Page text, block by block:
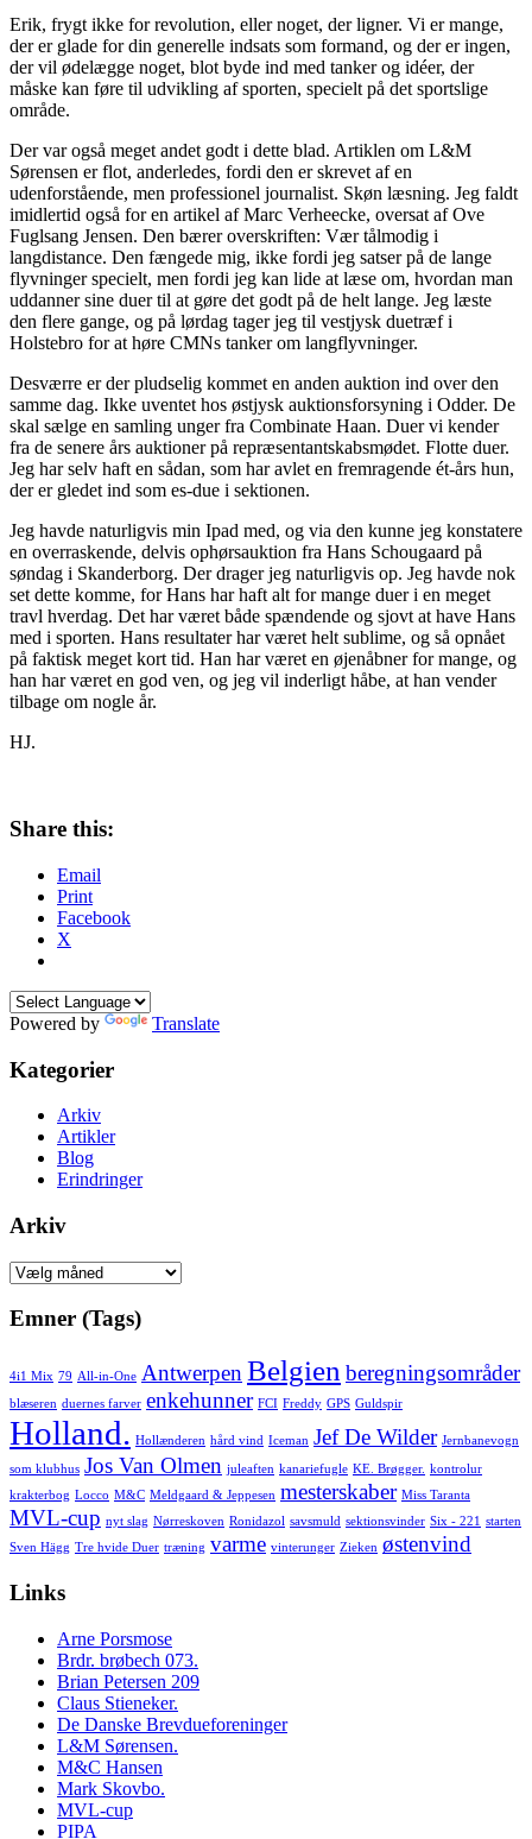
Erik, frygt ikke for revolution, eller noget, der ligner. Vi er mange,
der er glade for din generelle indsats som formand, og der er ingen,
der vil ødelægge noget, blot byde ind med tanker og idéer, der
måske kan føre til udvikling af sporten, specielt på det sportslige
område.
Der var også meget andet godt i dette blad. Artiklen om L&M
Sørensen er flot, anderledes, fordi den er skrevet af en
udenforstående, men professionel journalist. Skøn læsning. Jeg faldt
imidlertid også for en artikel af Marc Verheecke, oversat af Ove
Fuglsang Jensen. Den bærer overskriften: Vær tålmodig i
langdistance. Den fængede mig, ikke fordi jeg satser på de lange
flyvninger specielt, men fordi jeg kan lide at læse om, hvordan man
uddanner sine duer til at gøre det godt på de helt lange. Jeg læste
den flere gange, og på lørdag tager jeg til vestjysk duetræf i
Holstebro for at høre CMNs tanker om langflyvninger.
Desværre er der pludselig kommet en anden auktion ind over den
samme dag. Ikke uventet hos østjysk auktionsforsyning i Odder. De
skal sælge en samling unger fra Combinate Haan. Duer vi kender
fra de senere års auktioner på repræsentantskabsmødet. Flotte duer.
Jeg har selv haft en sådan, som har avlet en fremragende ét-års hun,
der er gledet ind som es-due i sektionen.
Jeg havde naturligvis min Ipad med, og via den kunne jeg konstatere
en overraskende, delvis ophørsauktion fra Hans Schougaard på
søndag i Skanderborg. Der drager jeg naturligvis op. Jeg havde nok
set dette komme, for Hans har haft alt for mange duer i en meget
travl hverdag. Det har været både spændende og sjovt at have Hans
med i sporten. Hans resultater har været helt sublime, og så opnået
på faktisk meget kort tid. Han har været en øjenåbner for mange, og
han har været en god ven, og jeg vil inderligt håbe, at han vender
tilbage om nogle år.
HJ.
Share this:
Email
Print
Facebook
X
Powered by Translate
Kategorier
Arkiv
Artikler
Blog
Erindringer
Arkiv
Arkiv
Emner (Tags)
4i1 Mix 79 All-in-One Antwerpen Belgien beregningsområder
blæseren duernes farver enkehunner FCI Freddy GPS Guldspir
Holland. Hollænderen hård vind Iceman Jef De Wilder Jernbanevogn
som klubhus Jos Van Olmen juleaften kanariefugle KE. Brøgger. kontrolur
krakterbog Locco M&C Meldgaard & Jeppesen mesterskaber Miss Taranta
MVL-cup nyt slag Nørreskoven Ronidazol savsmuld sektionsvinder Six - 221
starten
Sven Hägg Tre hvide Duer træning varme vinterunger Zieken østenvind
Links
Arne Porsmose
Brdr. brøbech 073.
Brian Petersen 209
Claus Stieneker.
De Danske Brevdueforeninger
L&M Sørensen.
M&C Hansen
Mark Skovbo.
MVL-cup
PIPA